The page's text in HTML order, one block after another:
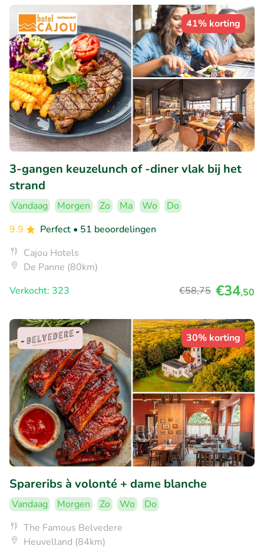
41% korting
3-gangen keuzelunch of -diner vlak bij het
strand
Vandaag Morgen Zo Ma Wo
Do
9.9
Perfect • 51 beoordelingen
Cajou Hotels
De Panne (80km)
Verkocht: 323
€58,75 €34,50
30% korting
Spareribs à volonté + dame blanche
Vandaag Morgen Zo Wo
Do
The Famous Belvedere
Heuvelland (84km)